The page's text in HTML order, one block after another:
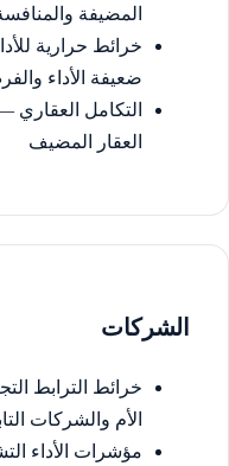
المضيفة
خرائط حرارية
ضعيفة الأداء
التكامل
العقار المضيف
الشركات
خرائط الترابط
الأم والشركات
مؤشرات الأداء